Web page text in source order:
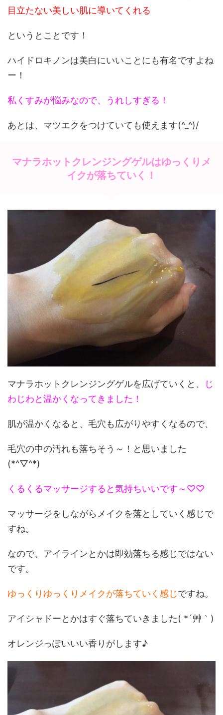
目立たない美しい肌に導いてくれる
というとことです！
ハイドロキノンは美白にいいことにも有名ですよね
ー！
私くすみが悩みなので、うれしすぎる！
あとは、マツエクをつけていても使えます(^_^)/
マナラホットクレンジングゲルはゆっくりメ
イクが落ちていく！
マナラホットクレンジングゲルを広げていくと、
じ
わじわと温かくなってきました！
肌が温かくなると、毛穴も広がりやすくなるので、
毛穴の中の汚れも落ちそう～！と思いました
(*^▽^*)
くるくるマッサージすると気持ちいいです～♡♡
マッサージをしながらメイクを落としていく感じで
すね。
なので、アイラインとかは即効落ちる感じではない
です。
ゆっくりゆっくりメイクが落ちていく感じですね。
アイシャドーとかはすぐ落ちていきました( *´艸｀)
オレンジっぽいいい香りがします♪